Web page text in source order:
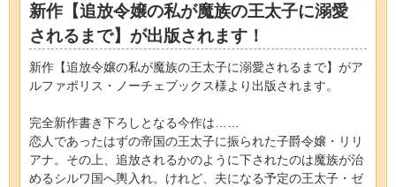
新作【追放令嬢の私が魔族の王太子に溺愛
されるまで】が出版されます！
新作【追放令嬢の私が魔族の王太子に溺愛されるまで】がア
ルファポリス・ノーチェブックス様より出版されます。
完全新作書き下ろしとなる今作は……
恋人であったはずの帝国の王太子に振られた子爵令嬢・リリ
アナ。その上、追放されるかのように下されたのは魔族が治
めるシルワ国へ輿入れ。けれど、夫になる予定の王太子・ゼ